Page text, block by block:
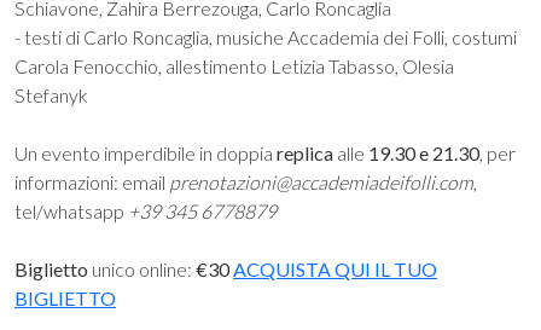
Schiavone, Zahira Berrezouga, Carlo Roncaglia
- testi di Carlo Roncaglia, musiche Accademia dei Folli, costumi
Carola Fenocchio, allestimento Letizia Tabasso, Olesia
Stefanyk
Un evento imperdibile in doppia replica alle 19.30 e 21.30, per
informazioni: email prenotazioni@accademiadeifolli.com,
tel/whatsapp +39 345 6778879
Biglietto unico online: €30ACQUISTA QUI IL TUO
BIGLIETTO